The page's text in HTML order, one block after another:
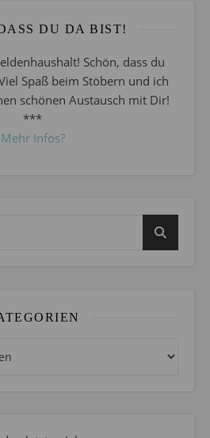
DU DA BIST!
Schön, dass du
Spaß beim Stöbern und ich
schönen Austausch mit Dir!
***
Mehr Infos?